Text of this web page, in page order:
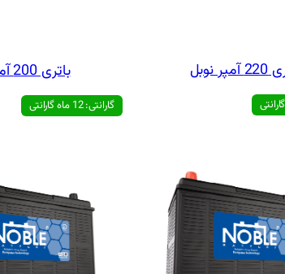
نوبل باتری 200 آمپر نوبل
گارانتی: 12 ماه گارانتی